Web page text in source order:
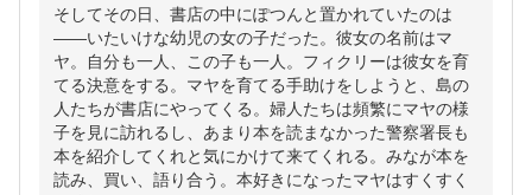
そしてその日、書店の中にぽつんと置かれていたのは
――いたいけな幼児の女の子だった。彼女の名前はマ
ヤ。自分も一人、この子も一人。フィクリーは彼女を育
てる決意をする。マヤを育てる手助けをしようと、島の
人たちが書店にやってくる。婦人たちは頻繁にマヤの様
子を見に訪れるし、あまり本を読まなかった警察署長も
本を紹介してくれと気にかけて来てくれる。みなが本を
読み、買い、語り合う。本好きになったマヤはすくすく